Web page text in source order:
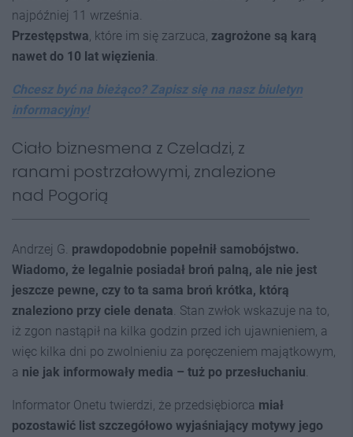
najpóźniej 11 września.
Przestępstwa , które im się zarzuca, zagrożone są karą
nawet do 10 lat więzienia
Chcesz być na bieżąco? Zapisz się na nasz biuletyn
informacyjny!
Ciało biznesmena z Czeladzi, z
ranami postrzałowymi, znalezione
nad Pogorią
Andrzej G. prawdopodobnie popełnił samobójstwo.
Wiadomo, że legalnie posiadał broń palną, ale nie jest
jeszcze pewne, czy to ta sama broń krótka, którą
znaleziono przy ciele denata . Stan zwłok wskazuje na to,
iż zgon nastąpił na kilka godzin przed ich ujawnieniem, a
więc kilka dni po zwolnieniu za poręczeniem majątkowym,
a nie jak informowały media – tuż po przesłuchaniu
Informator Onetu twierdzi, że przedsiębiorca miał
pozostawić list szczegółowo wyjaśniający motywy jego